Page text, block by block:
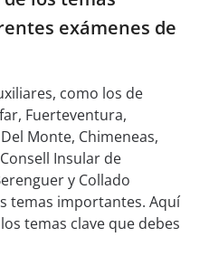
exámenes de
como los de
Fuerteventura,
Monte, Chimeneas,
Insular de
y Collado
temas importantes. Aquí
temas clave que debes